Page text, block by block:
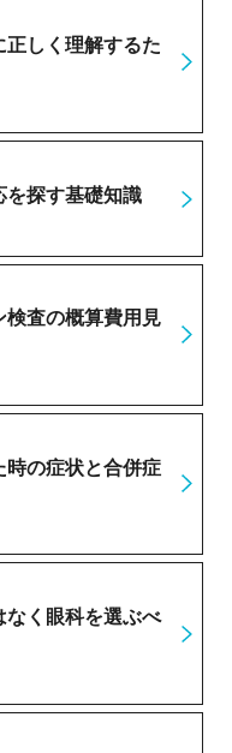
しく理解するた
を探す基礎知識
検査の概算費用見
時の症状と合併症
なく眼科を選ぶべ